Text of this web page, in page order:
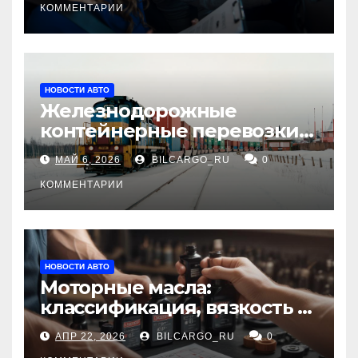
КОММЕНТАРИИ
НОВОСТИ АВТО
Железнодорожные
контейнерные перевозки
из Китая в Россию:
маршруты, сроки и
требования
МАЙ 6, 2026 BILCARGO_RU 0
КОММЕНТАРИИ
НОВОСТИ АВТО
Моторные масла:
классификация, вязкость и
рекомендации по выбору
для различных типов
АПР 22, 2026 BILCARGO_RU 0